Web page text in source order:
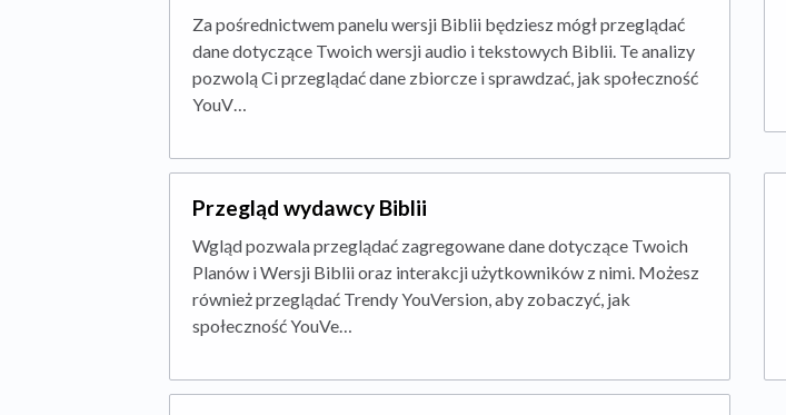
Za pośrednictwem panelu wersji Biblii będziesz mógł przeglądać
dane dotyczące Twoich wersji audio i tekstowych Biblii. Te analizy
pozwolą Ci przeglądać dane zbiorcze i sprawdzać, jak społeczność
YouV…
Przegląd wydawcy Biblii
Wgląd pozwala przeglądać zagregowane dane dotyczące Twoich
Planów i Wersji Biblii oraz interakcji użytkowników z nimi. Możesz
również przeglądać Trendy YouVersion, aby zobaczyć, jak
społeczność YouVe…